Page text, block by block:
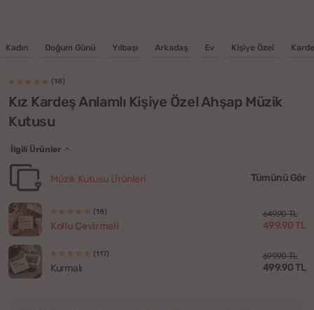
Kadın Doğum Günü Yılbaşı Arkadaş Ev Kişiye Özel
(18)
Kız Kardeş Anlamlı Kişiye Özel Ahşap Müzik
Kutusu
İlgili Ürünler
Müzik Kutusu Ürünleri Tümünü Gör
(18)
Kollu Çevirmeli
649.90 TL
499.90 TL
(117)
Kurmalı
699.90 TL
499.90 TL